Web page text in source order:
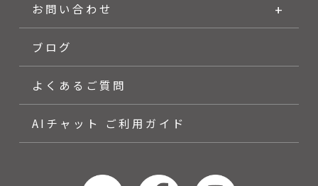
お問い合わせ
ブログ
よくあるご質問
AIチャット ご利用ガイド